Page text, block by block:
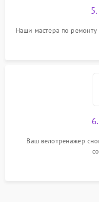
Наши мастера по
Ваш велотренажер